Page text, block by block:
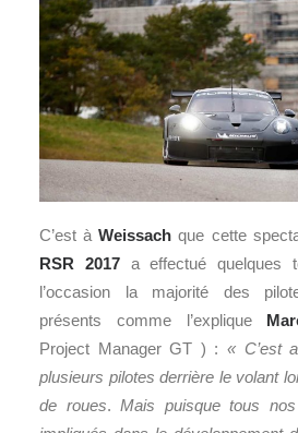
C’est àWeissach que cette
RSR 2017a effectué quelques
l’occasion la majorité des
présents comme l’explique
Project Manager GT ) : « C’est
plusieurs pilotes derrière le volant
de roues. Mais puisque tous